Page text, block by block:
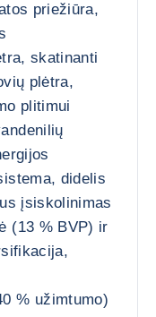
priežiūra,
skatinanti
plėtra,
plitimui
didelis
įsiskolinimas
(13 % BVP) ir
% užimtumo)